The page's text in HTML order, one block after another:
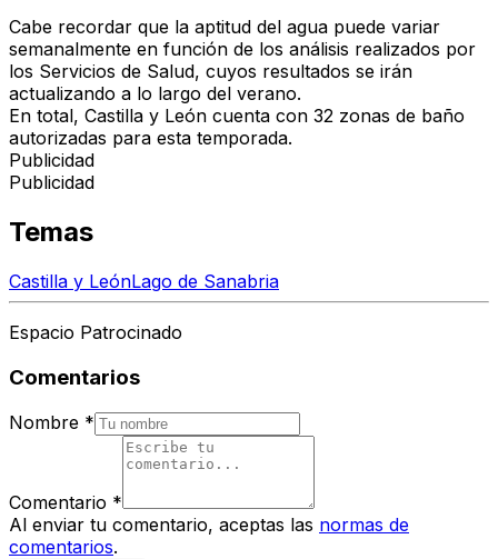
Cabe recordar que la aptitud del agua puede variar
semanalmente en función de los análisis realizados por
los Servicios de Salud, cuyos resultados se irán
actualizando a lo largo del verano.
En total, Castilla y León cuenta con 32 zonas de baño
autorizadas para esta temporada.
Publicidad
Publicidad
Temas
Castilla y LeónLago de Sanabria
Espacio Patrocinado
Comentarios
Nombre *
Comentario *
Al enviar tu comentario, aceptas las normas de
comentarios.